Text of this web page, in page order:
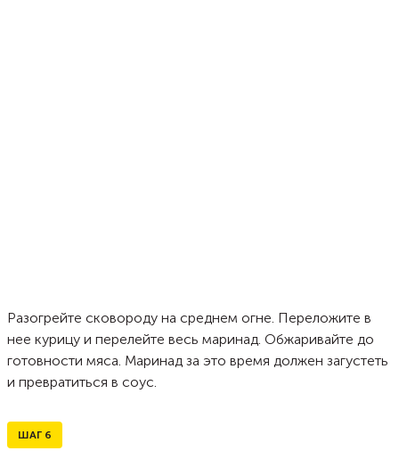
Разогрейте сковороду на среднем огне. Переложите в
нее курицу и перелейте весь маринад. Обжаривайте до
готовности мяса. Маринад за это время должен загустеть
и превратиться в соус.
ШАГ 6